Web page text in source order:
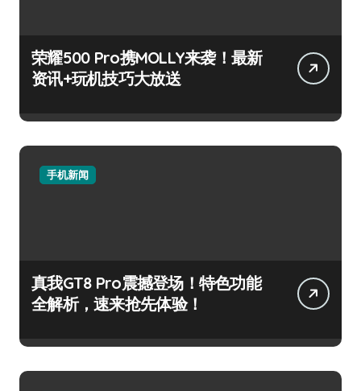
荣耀500 Pro携MOLLY来袭！最新
资讯+玩机技巧大放送
手机新闻
真我GT8 Pro震撼登场！特色功能
全解析，速来抢先体验！